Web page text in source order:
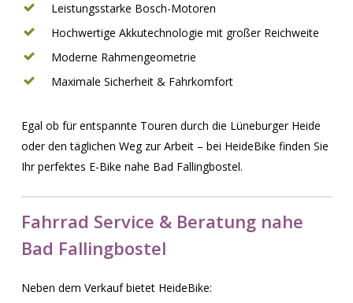
Leistungsstarke Bosch-Motoren
Hochwertige Akkutechnologie mit großer Reichweite
Moderne Rahmengeometrie
Maximale Sicherheit & Fahrkomfort
Egal ob für entspannte Touren durch die Lüneburger Heide
oder den täglichen Weg zur Arbeit – bei HeideBike finden Sie
Ihr perfektes E-Bike nahe Bad Fallingbostel.
Fahrrad Service & Beratung nahe
Bad Fallingbostel
Neben dem Verkauf bietet HeideBike: